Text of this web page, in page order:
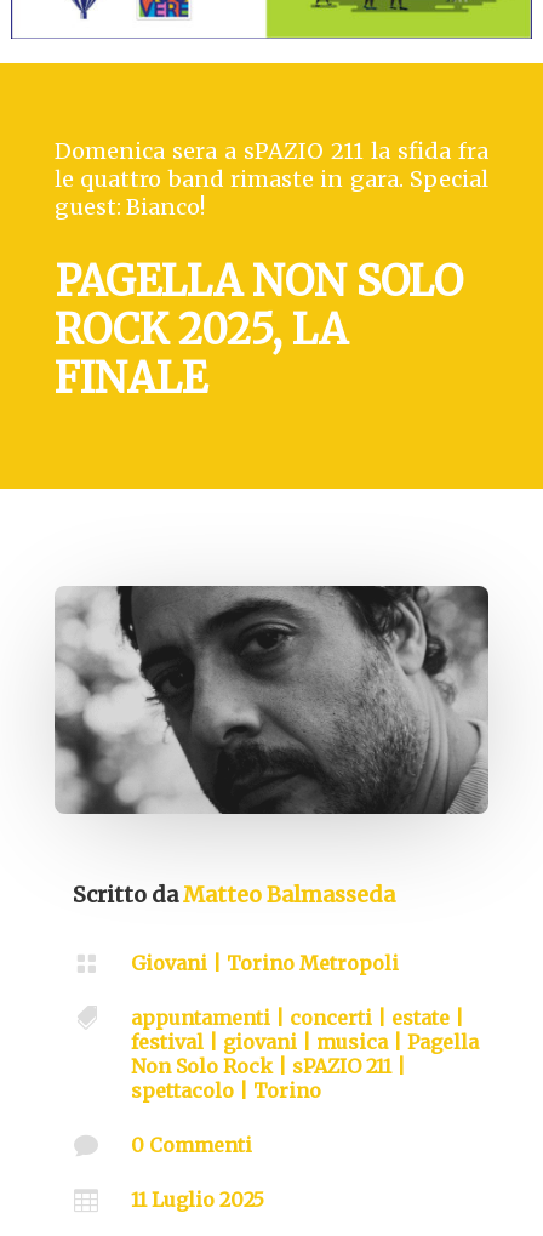
Domenica sera a sPAZIO 211 la sfida fra
le quattro band rimaste in gara. Special
guest: Bianco!
PAGELLA NON SOLO
ROCK 2025, LA
FINALE
Scritto daMatteo Balmasseda
 Giovani| Torino Metropoli
 appuntamenti| concerti| estate|
festival| giovani| musica| Pagella
Non Solo Rock| sPAZIO 211|
spettacolo| Torino
 0 Commenti
 11 Luglio 2025